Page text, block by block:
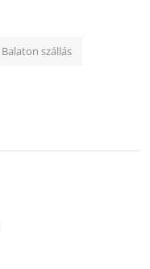
Balaton szállás